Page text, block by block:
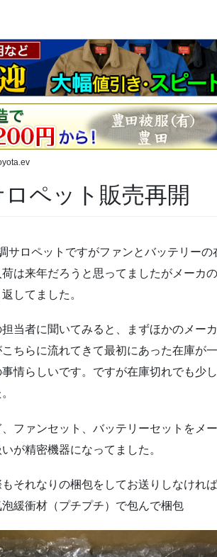
ペット販売再開
サロペットですがファンとバッテリーの
は来年だろうと思ってましたがメーカ
してました。
当者に聞いてみると、まずほかのメー
ちらに流れてきて最初にあった在庫が
情らしいです。ですが在庫切れでも少
ファンセット、バッテリーセットをメ
が精密機器になってました。
それなりの梱包をしてお送りしなけれ
緩衝材（プチプチ）で包んで梱包